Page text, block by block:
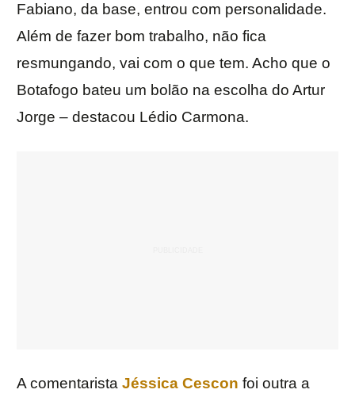
Fabiano, da base, entrou com personalidade.
Além de fazer bom trabalho, não fica
resmungando, vai com o que tem. Acho que o
Botafogo bateu um bolão na escolha do Artur
Jorge – destacou Lédio Carmona.
A comentarista Jéssica Cescon foi outra a